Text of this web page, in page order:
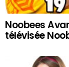
Noobees
télévisée